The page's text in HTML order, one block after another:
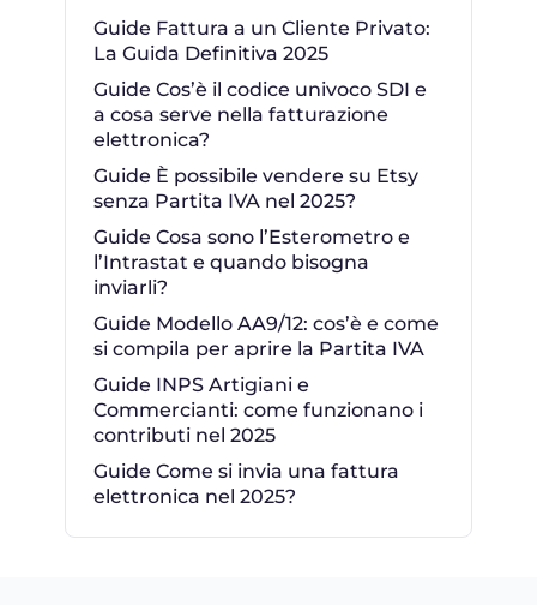
Guide Fattura a un Cliente Privato:
La Guida Definitiva 2025
Guide Cos’è il codice univoco SDI e
a cosa serve nella fatturazione
elettronica?
Guide È possibile vendere su Etsy
senza Partita IVA nel 2025?
Guide Cosa sono l’Esterometro e
l’Intrastat e quando bisogna
inviarli?
Guide Modello AA9/12: cos’è e come
si compila per aprire la Partita IVA
Guide INPS Artigiani e
Commercianti: come funzionano i
contributi nel 2025
Guide Come si invia una fattura
elettronica nel 2025?